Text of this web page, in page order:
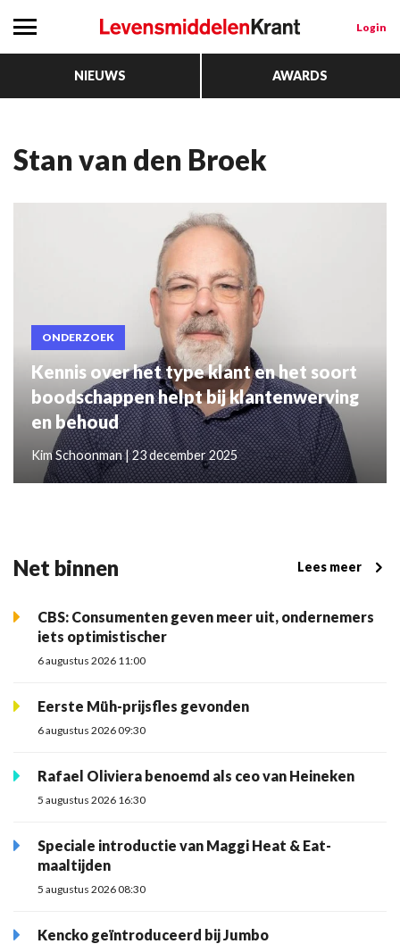
Login
NIEUWS AWARDS
Stan van den Broek
ONDERZOEK
Kennis over het type klant en het soort
boodschappen helpt bij klantenwerving
en behoud
Kim Schoonman | 23 december 2025
Net binnen Lees meer
CBS: Consumenten geven meer uit, ondernemers
iets optimistischer
6 augustus 2026 11:00
Eerste Müh-prijsfles gevonden
6 augustus 2026 09:30
Rafael Oliviera benoemd als ceo van Heineken
5 augustus 2026 16:30
Speciale introductie van Maggi Heat & Eat-
maaltijden
5 augustus 2026 08:30
Kencko geïntroduceerd bij Jumbo